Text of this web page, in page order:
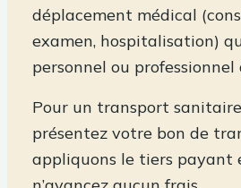
déplacement médical
examen, hospitalisation)
personnel ou professionnel
Pour un transport
présentez votre bon de
appliquons le tiers payant